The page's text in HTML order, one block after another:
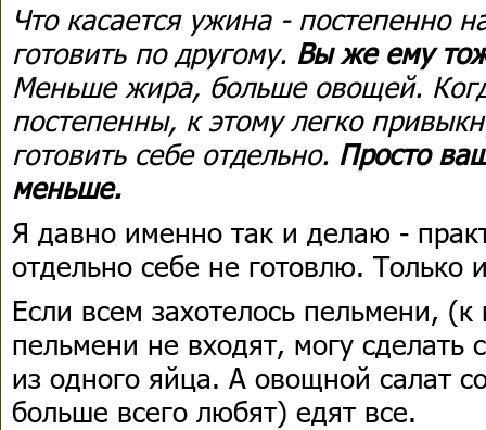
Что касается ужина - постепенно
готовить по другому. Вы же ему
Меньше жира, больше овощей.
постепенны, к этому легко
готовить себе отдельно. Просто
меньше.
Я давно именно так и делаю -
отдельно себе не готовлю. Только
Если всем захотелось пельмени,
пельмени не входят, могу сделать
из одного яйца. А овощной салат
больше всего любят) едят все.